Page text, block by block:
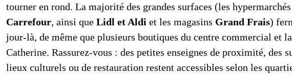
tourner en rond. La majorité des grandes surfaces (les hypermarchés
Carrefour, ainsi que Lidl et Aldi et les magasins Grand Frais)
jour-là, de même que plusieurs boutiques du centre commercial et
Catherine. Rassurez-vous : des petites enseignes de proximité, des
lieux culturels ou de restauration restent accessibles selon les